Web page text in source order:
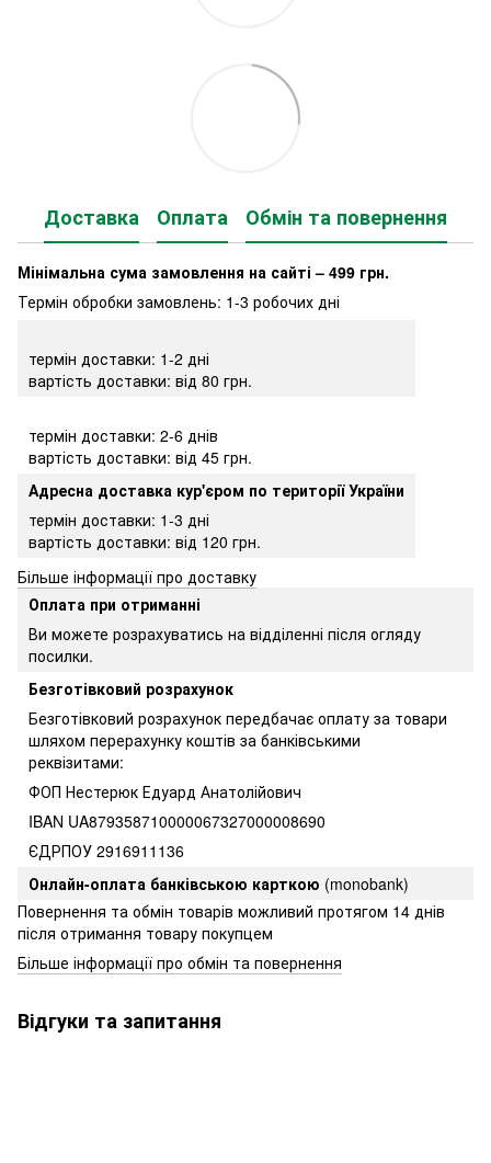
Доставка Оплата Обмін та повернення
Мінімальна сума замовлення на сайті – 499 грн.
Термін обробки замовлень: 1-3 робочих дні
термін доставки: 1-2 дні
вартість доставки: від 80 грн.
термін доставки: 2-6 днів
вартість доставки: від 45 грн.
Адресна доставка кур'єром по території України
термін доставки: 1-3 дні
вартість доставки: від 120 грн.
Більше інформації про доставку
Оплата при отриманні
Ви можете розрахуватись на відділенні після огляду
посилки.
Безготівковий розрахунок
Безготівковий розрахунок передбачає оплату за товари
шляхом перерахунку коштів за банківськими
реквізитами:
ФОП Нестерюк Едуард Анатолійович
IBAN UA879358710000067327000008690
ЄДРПОУ 2916911136
Онлайн-оплата банківською карткою (monobank)
Повернення та обмін товарів можливий протягом 14 днів
після отримання товару покупцем
Більше інформації про обмін та повернення
Відгуки та запитання